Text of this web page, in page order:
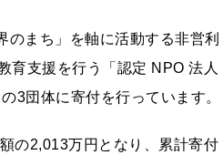
まち」を軸に活動する非営利
育支援を行う「認定 NPO 法人
3団体に寄付を行っています。
の2,013万円となり、累計寄付